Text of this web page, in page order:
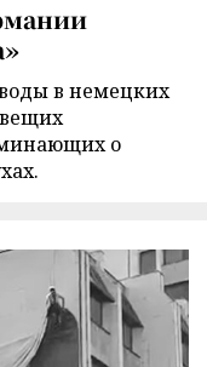
в немецких
о